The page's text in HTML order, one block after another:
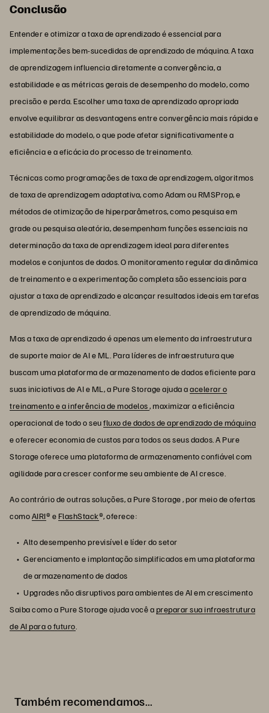
Conclusão
Entender e otimizar a taxa de aprendizado é essencial para
implementações bem-sucedidas de aprendizado de máquina. A taxa
de aprendizagem influencia diretamente a convergência, a
estabilidade e as métricas gerais de desempenho do modelo, como
precisão e perda. Escolher uma taxa de aprendizado apropriada
envolve equilibrar as desvantagens entre convergência mais rápida e
estabilidade do modelo, o que pode afetar significativamente a
eficiência e a eficácia do processo de treinamento.
Técnicas como programações de taxa de aprendizagem, algoritmos
de taxa de aprendizagem adaptativa, como Adam ou RMSProp, e
métodos de otimização de hiperparâmetros, como pesquisa em
grade ou pesquisa aleatória, desempenham funções essenciais na
determinação da taxa de aprendizagem ideal para diferentes
modelos e conjuntos de dados. O monitoramento regular da dinâmica
de treinamento e a experimentação completa são essenciais para
ajustar a taxa de aprendizado e alcançar resultados ideais em tarefas
de aprendizado de máquina.
Mas a taxa de aprendizado é apenas um elemento da infraestrutura
de suporte maior de AI e ML. Para líderes de infraestrutura que
buscam uma plataforma de armazenamento de dados eficiente para
suas iniciativas de AI e ML, a Pure Storage ajuda aacelerar o
treinamento e a inferência de modelos, maximizar a eficiência
operacional de todo o seufluxo de dados de aprendizado de máquina
e oferecer economia de custos para todos os seus dados. A Pure
Storage oferece uma plataforma de armazenamento confiável com
agilidade para crescer conforme seu ambiente de AI cresce.
Ao contrário de outras soluções, a Pure Storage , por meio de ofertas
comoAIRI® eFlashStack®, oferece:
Alto desempenho previsível e líder do setor
Gerenciamento e implantação simplificados em uma plataforma
de armazenamento de dados
Upgrades não disruptivos para ambientes de AI em crescimento
Saiba como a Pure Storage ajuda você apreparar sua infraestrutura
de AI para o futuro.
Também recomendamos…